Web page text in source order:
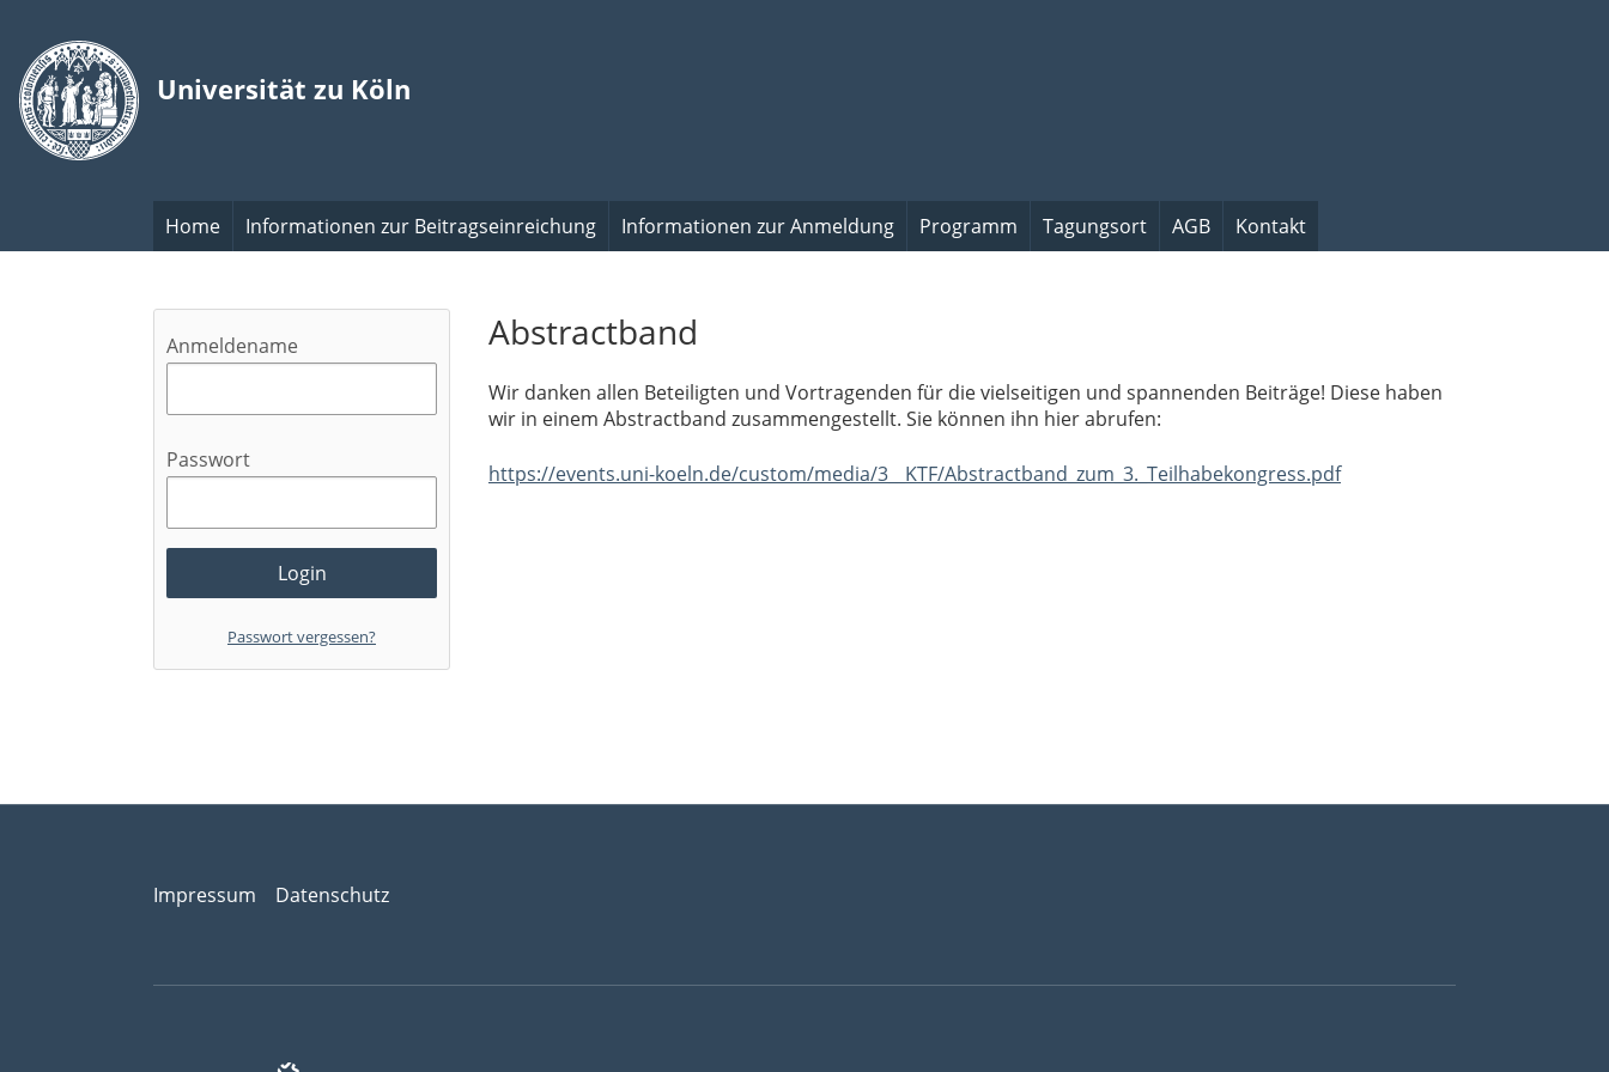
Zur Startseite
Home Informationen zur Beitragseinreichung Informationen zur Anmeldung Programm Tagungsort AGB Kontakt
Anmeldename
Passwort
Passwort vergessen?
Abstractband
Wir danken allen Beteiligten und Vortragenden für die vielseitigen und spannenden Beiträge! Diese haben
wir in einem Abstractband zusammengestellt. Sie können ihn hier abrufen:
https://events.uni-koeln.de/custom/media/3__KTF/Abstractband_zum_3._Teilhabekongress.pdf
Impressum Datenschutz